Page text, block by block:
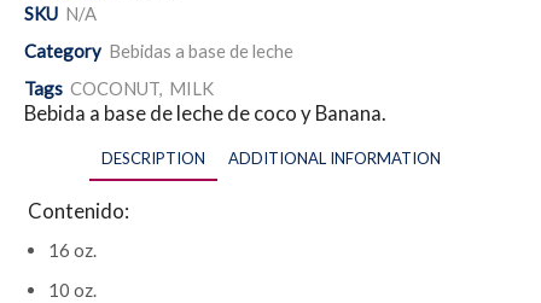
SKU N/A
Category Bebidas a base de leche
Tags COCONUT, MILK
Bebida a base de leche de coco y Banana.
DESCRIPTION ADDITIONAL INFORMATION
Contenido:
16 oz.
10 oz.